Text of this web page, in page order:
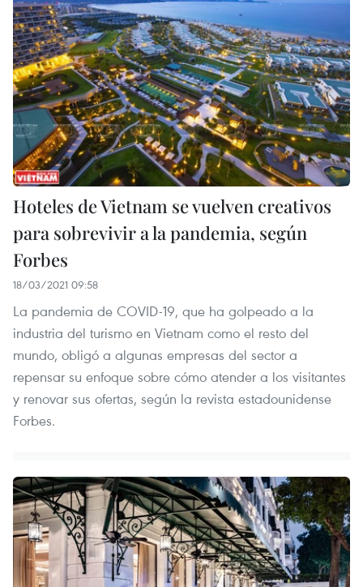
Hoteles de Vietnam se vuelven creativos
para sobrevivir a la pandemia, según
Forbes
18/03/2021 09:58
La pandemia de COVID-19, que ha golpeado a la
industria del turismo en Vietnam como el resto del
mundo, obligó a algunas empresas del sector a
repensar su enfoque sobre cómo atender a los visitantes
y renovar sus ofertas, según la revista estadounidense
Forbes.